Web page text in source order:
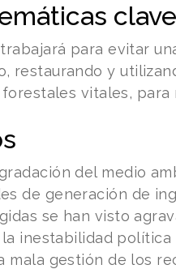
clave
para evitar
restaurando y
vitales, para
del medio
de generación de
se han visto
inestabilidad política
mala gestión de los